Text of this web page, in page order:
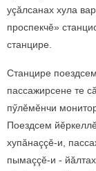
уçăлсанах хула
проспекчӗ»
станцире.
Станцире
пассажирсене те
пӳлӗмӗнчи
Поездсем
хупăнаççӗ-и,
пымаççӗ-и -